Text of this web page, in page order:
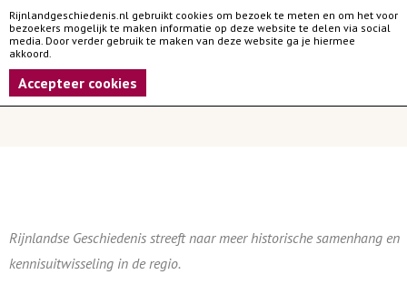
Rijnlandgeschiedenis.nl gebruikt cookies om bezoek te meten en om het voor
bezoekers mogelijk te maken informatie op deze website te delen via social
media. Door verder gebruik te maken van deze website ga je hiermee
akkoord.
Accepteer cookies
Rijnlandse Geschiedenis streeft naar meer historische samenhang en
kennisuitwisseling in de regio.